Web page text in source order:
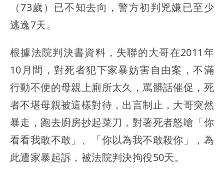
（73歲）已不知去向，警方初判兇嫌已至少
逃逸7天。
根據法院判決書資料，失聯的大哥在2011年
10月間，對死者犯下家暴妨害自由案，不滿
行動不便的母親上廁所太久，罵髒話催促，死
者不堪母親被這樣對待，出言制止，大哥突然
暴走，跑去廚房抄起菜刀，對著死者怒嗆「你
看看我敢不敢」、「你以為我不敢殺你」，為
此遭家暴起訴，被法院判決拘役50天。